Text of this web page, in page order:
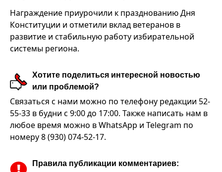
Награждение приурочили к празднованию Дня
Конституции и отметили вклад ветеранов в
развитие и стабильную работу избирательной
системы региона.
Хотите поделиться интересной новостью
или проблемой?
Связаться с нами можно по телефону редакции 52-
55-33 в будни с 9:00 до 17:00. Также написать нам в
любое время можно в WhatsApp и Telegram по
номеру 8 (930) 074-52-17.
Правила публикации комментариев: